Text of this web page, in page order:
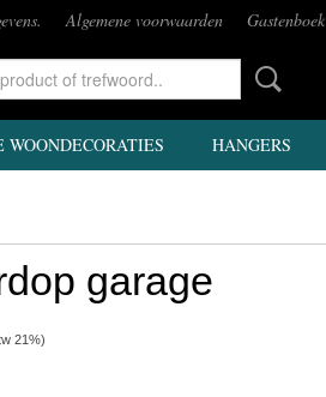
Algemene voorwaarden Gastenboek
WOONDECORATIES HANGERS
garage
21%)